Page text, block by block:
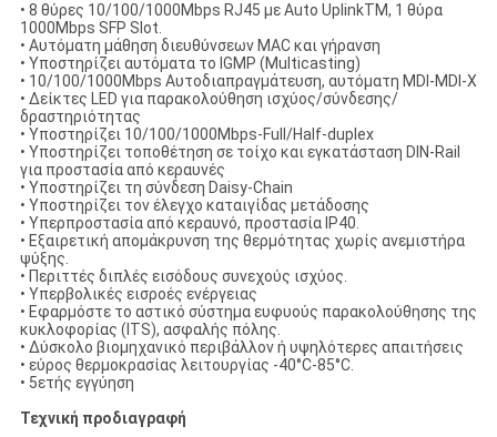
• 8 θύρες 10/100/1000Mbps RJ45 με Auto UplinkTM, 1 θύρα
1000Mbps SFP Slot.
• Αυτόματη μάθηση διευθύνσεων MAC και γήρανση
• Υποστηρίζει αυτόματα το IGMP (Multicasting)
• 10/100/1000Mbps Αυτοδιαπραγμάτευση, αυτόματη MDI-MDI-X
• Δείκτες LED για παρακολούθηση ισχύος/σύνδεσης/
δραστηριότητας
• Υποστηρίζει 10/100/1000Mbps-Full/Half-duplex
• Υποστηρίζει τοποθέτηση σε τοίχο και εγκατάσταση DIN-Rail
για προστασία από κεραυνές
• Υποστηρίζει τη σύνδεση Daisy-Chain
• Υποστηρίζει τον έλεγχο καταιγίδας μετάδοσης
• Υπερπροστασία από κεραυνό, προστασία IP40.
• Εξαιρετική απομάκρυνση της θερμότητας χωρίς ανεμιστήρα
ψύξης.
• Περιττές διπλές εισόδους συνεχούς ισχύος.
• Υπερβολικές εισροές ενέργειας
• Εφαρμόστε το αστικό σύστημα ευφυούς παρακολούθησης της
κυκλοφορίας (ITS), ασφαλής πόλης.
• Δύσκολο βιομηχανικό περιβάλλον ή υψηλότερες απαιτήσεις
• εύρος θερμοκρασίας λειτουργίας -40°C-85°C.
• 5ετής εγγύηση
Τεχνική προδιαγραφή